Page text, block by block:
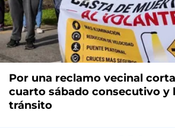
Por una reclamo vecinal
cuarto sábado consecutivo y
tránsito